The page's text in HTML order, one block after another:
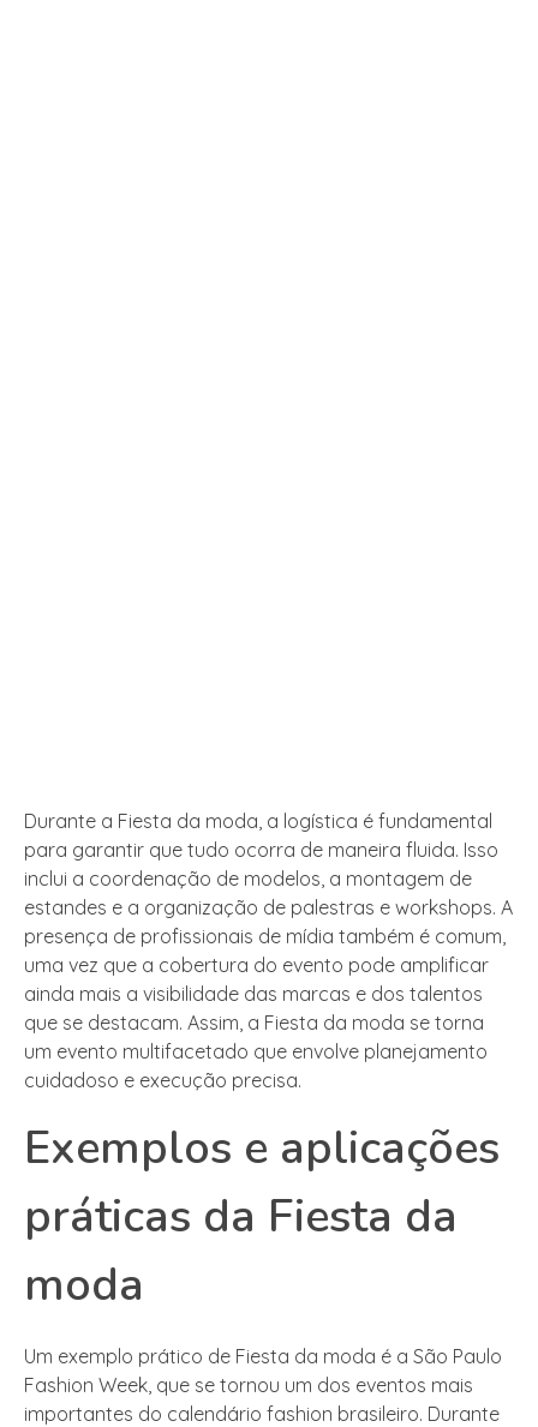
Durante a Fiesta da moda, a logística é fundamental
para garantir que tudo ocorra de maneira fluida. Isso
inclui a coordenação de modelos, a montagem de
estandes e a organização de palestras e workshops. A
presença de profissionais de mídia também é comum,
uma vez que a cobertura do evento pode amplificar
ainda mais a visibilidade das marcas e dos talentos
que se destacam. Assim, a Fiesta da moda se torna
um evento multifacetado que envolve planejamento
cuidadoso e execução precisa.
Exemplos e aplicações
práticas da Fiesta da
moda
Um exemplo prático de Fiesta da moda é a São Paulo
Fashion Week, que se tornou um dos eventos mais
importantes do calendário fashion brasileiro. Durante